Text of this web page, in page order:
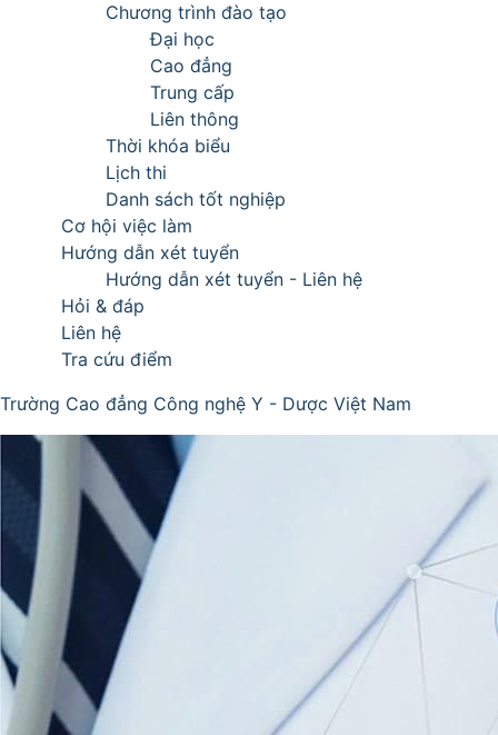
Chương trình đào tạo
Đại học
Cao đẳng
Trung cấp
Liên thông
Thời khóa biểu
Lịch thi
Danh sách tốt nghiệp
Cơ hội việc làm
Hướng dẫn xét tuyển
Hướng dẫn xét tuyển - Liên hệ
Hỏi & đáp
Liên hệ
Tra cứu điểm
Trường Cao đẳng Công nghệ Y - Dược Việt Nam